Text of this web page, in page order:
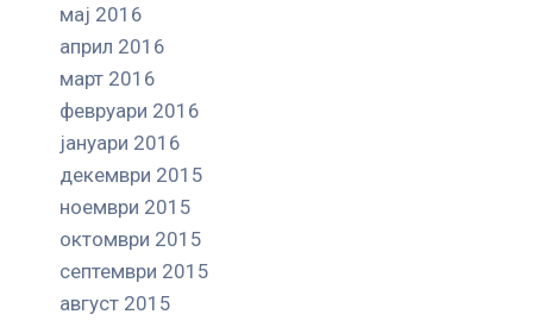
мај 2016
април 2016
март 2016
февруари 2016
јануари 2016
декември 2015
ноември 2015
октомври 2015
септември 2015
август 2015